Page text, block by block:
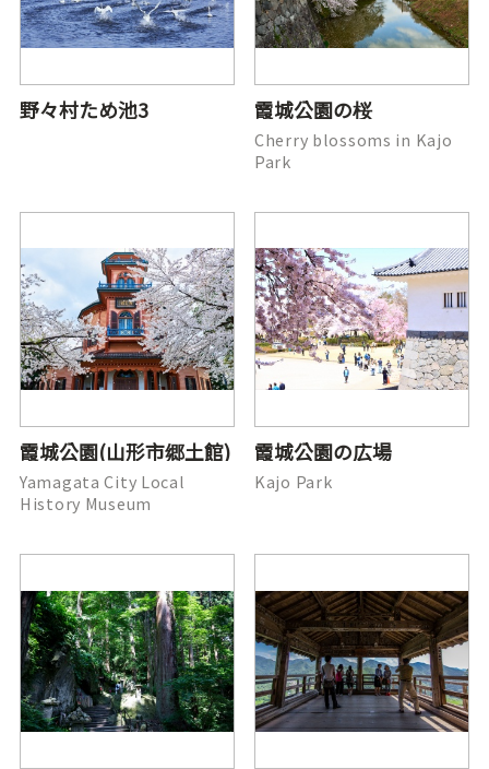
野々村ため池3 霞城公園の桜
Cherry blossoms in Kajo
Park
霞城公園(山形市郷土館)
Yamagata City Local
History Museum
霞城公園の広場
Kajo Park